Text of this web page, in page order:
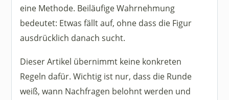
eine Methode. Beiläufige Wahrnehmung
bedeutet: Etwas fällt auf, ohne dass die Figur
ausdrücklich danach sucht.
Dieser Artikel übernimmt keine konkreten
Regeln dafür. Wichtig ist nur, dass die Runde
weiß, wann Nachfragen belohnt werden und